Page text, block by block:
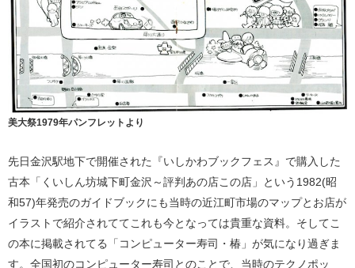
美大祭1979年パンフレットより
先日金沢駅地下で開催された『いしかわブックフェス』で購入した
古本「くいしん坊城下町金沢～評判あの店この店」という1982(昭
和57)年発売のガイドブックにも当時の近江町市場のマップとお店が
イラストで紹介されててこれも今となっては貴重な資料。そしてこ
の本に掲載されてる「コンピューター寿司・椿」が気になり過ぎま
す。全国初のコンピューター寿司とのことで、当時のテクノポッ